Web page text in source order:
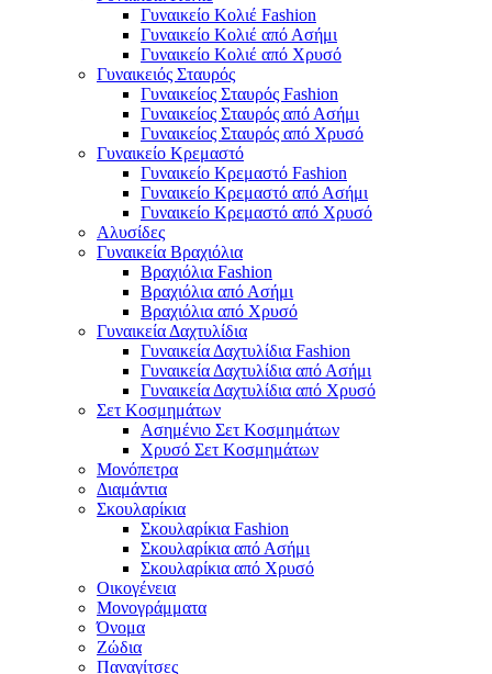
Γυναικείο Κολιέ Fashion
Γυναικείο Κολιέ από Ασήμι
Γυναικείο Κολιέ από Χρυσό
Γυναικειός Σταυρός
Γυναικείος Σταυρός Fashion
Γυναικείος Σταυρός από Ασήμι
Γυναικείος Σταυρός από Χρυσό
Γυναικείο Κρεμαστό
Γυναικείο Κρεμαστό Fashion
Γυναικείο Κρεμαστό από Ασήμι
Γυναικείο Κρεμαστό από Χρυσό
Αλυσίδες
Γυναικεία Βραχιόλια
Βραχιόλια Fashion
Βραχιόλια από Ασήμι
Βραχιόλια από Χρυσό
Γυναικεία Δαχτυλίδια
Γυναικεία Δαχτυλίδια Fashion
Γυναικεία Δαχτυλίδια από Ασήμι
Γυναικεία Δαχτυλίδια από Χρυσό
Σετ Κοσμημάτων
Ασημένιο Σετ Κοσμημάτων
Χρυσό Σετ Κοσμημάτων
Μονόπετρα
Διαμάντια
Σκουλαρίκια
Σκουλαρίκια Fashion
Σκουλαρίκια από Ασήμι
Σκουλαρίκια από Χρυσό
Οικογένεια
Μονογράμματα
Όνομα
Ζώδια
Παναγίτσες